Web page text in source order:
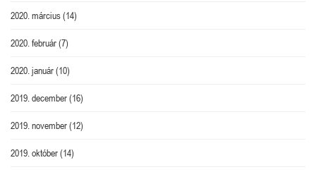
2020. március(14)
2020. február(7)
2020. január(10)
2019. december(16)
2019. november(12)
2019. október(14)